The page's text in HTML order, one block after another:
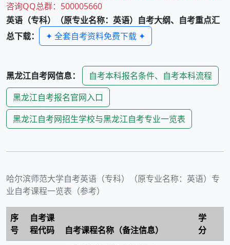
咨询QQ总群：500005660
英语（专科）（原专业名称：英语） 自考大纲、自考重点汇
总下载：
✦ 全套自考资料免费下载 ✦
黑龙江自考网信息：
自考本科报名条件、自考本科流程
黑龙江自考报名官网入口
黑龙江自考网招生学校与黑龙江自考专业一览表
哈尔滨师范大学自考英语（专科）（原专业名称：英语） 专
业自考课程一览表（参考）
序
号
自考课
程代码
自考课程名称（备注信息）
学
分